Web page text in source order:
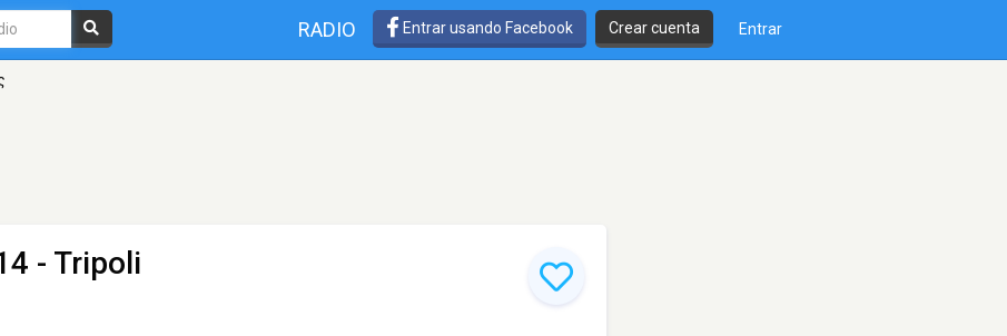
RADIO Entrar usando Facebook Crear cuenta Entrar
- Tripoli